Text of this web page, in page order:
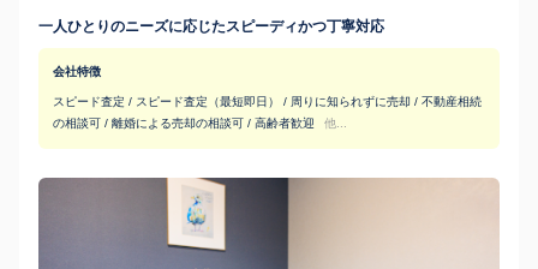
一人ひとりのニーズに応じたスピーディかつ丁寧対応
会社特徴
スピード査定 / スピード査定（最短即日） / 周りに知られずに売却 / 不動産相続
の相談可 / 離婚による売却の相談可 / 高齢者歓迎
他...